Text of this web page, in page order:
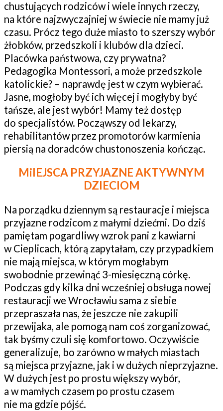
chustujących rodziców i wiele innych rzeczy,
na które najzwyczajniej w świecie nie mamy już
czasu. Prócz tego duże miasto to szerszy wybór
żłobków, przedszkoli i klubów dla dzieci.
Placówka państwowa, czy prywatna?
Pedagogika Montessori, a może przedszkole
katolickie? – naprawdę jest w czym wybierać.
Jasne, mogłoby być ich więcej i mogłyby być
tańsze, ale jest wybór! Mamy też dostęp
do specjalistów. Począwszy od lekarzy,
rehabilitantów przez promotorów karmienia
piersią na doradców chustonoszenia kończąc.
MiIEJSCA PRZYJAZNE AKTYWNYM
DZIECIOM
Na porządku dziennym są restauracje i miejsca
przyjazne rodzicom z małymi dziećmi. Do dziś
pamiętam pogardliwy wzrok pani z kawiarni
w Cieplicach, którą zapytałam, czy przypadkiem
nie mają miejsca, w którym mogłabym
swobodnie przewinąć 3-miesięczną córkę.
Podczas gdy kilka dni wcześniej obsługa nowej
restauracji we Wrocławiu sama z siebie
przepraszała nas, że jeszcze nie zakupili
przewijaka, ale pomogą nam coś zorganizować,
tak byśmy czuli się komfortowo. Oczywiście
generalizuje, bo zarówno w małych miastach
są miejsca przyjazne, jak i w dużych nieprzyjazne.
W dużych jest po prostu większy wybór,
a w mamłych czasem po prostu czasem
nie ma gdzie pójść.